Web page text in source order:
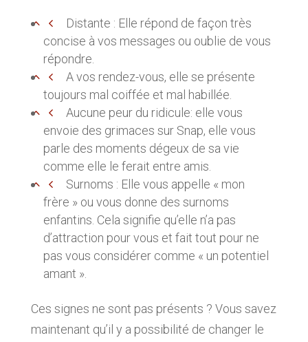
Distante : Elle répond de façon très
concise à vos messages ou oublie de vous
répondre.
A vos rendez-vous, elle se présente
toujours mal coiffée et mal habillée.
Aucune peur du ridicule: elle vous
envoie des grimaces sur Snap, elle vous
parle des moments dégeux de sa vie
comme elle le ferait entre amis.
Surnoms : Elle vous appelle « mon
frère » ou vous donne des surnoms
enfantins. Cela signifie qu’elle n’a pas
d’attraction pour vous et fait tout pour ne
pas vous considérer comme « un potentiel
amant ».
Ces signes ne sont pas présents ? Vous savez
maintenant qu’il y a possibilité de changer le